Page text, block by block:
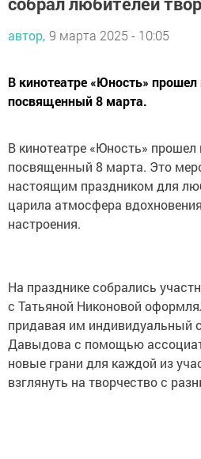
автор, 9 марта 2025 - 10:05
В кинотеатре «Юность»
посвященный 8 марта.
В кинотеатре «Юность»
посвященный 8 марта. Это
настоящим праздником для
царила атмосфера
настроения.
На празднике собрались
с Татьяной Никоновой
придавая им индивидуальный
Давыдова с помощью
новые грани для каждой из
взглянуть на творчество с